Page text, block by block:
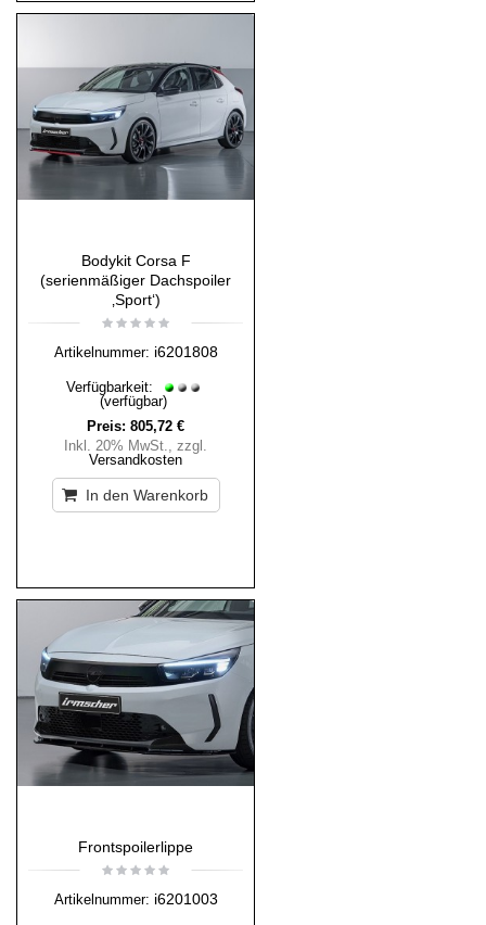
Bodykit Corsa F
(serienmäßiger Dachspoiler
‚Sport‘)
Artikelnummer: i6201808
Verfügbarkeit:
(verfügbar)
Preis: 805,72 €
Inkl. 20% MwSt., zzgl.
Versandkosten
In den Warenkorb
Frontspoilerlippe
Artikelnummer: i6201003